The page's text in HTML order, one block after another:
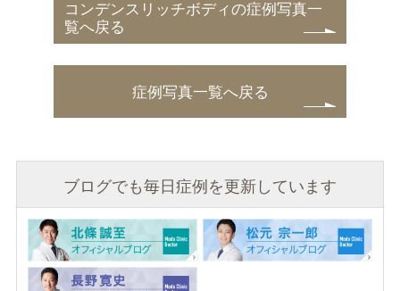
コンデンスリッチボディの症例写真一
覧へ戻る
症例写真一覧へ戻る
ブログでも毎日症例を更新しています